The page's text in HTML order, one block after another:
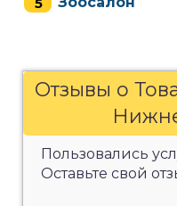
Отзывы о
Пользовались
Оставьте свой